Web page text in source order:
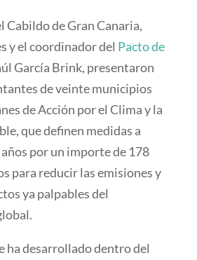
Cabildo de Gran Canaria,
y el coordinador del Pacto de
García Brink, presentaron
de veinte municipios
de Acción por el Clima y la
que definen medidas a
por un importe de 178
para reducir las emisiones y
ya palpables del
ha desarrollado dentro del